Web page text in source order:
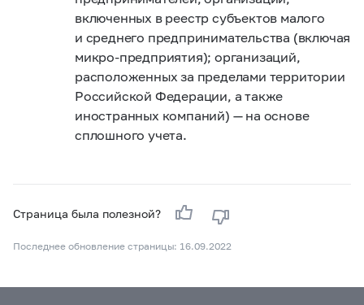
включенных в реестр субъектов малого
и среднего предпринимательства (включая
микро-предприятия); организаций,
расположенных за пределами территории
Российской Федерации, а также
иностранных компаний) — на основе
сплошного учета.
Страница была полезной?
Последнее обновление страницы: 16.09.2022